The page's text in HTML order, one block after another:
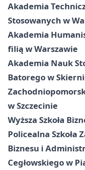
Akademia
Stosowanych w
Akademia
filią w Warszawie
Akademia Nauk
Batorego w
w Szczecinie
Wyższa Szkoła
Policealna Szkoła
Biznesu i
Cegłowskiego w